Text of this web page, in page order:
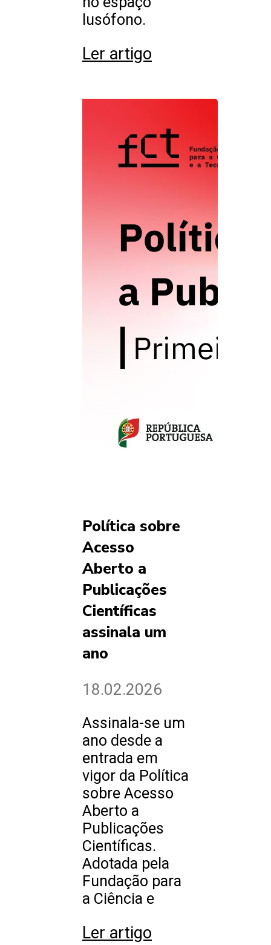
lusófono.
Ler artigo
Política sobre
Acesso
Aberto a
Publicações
Científicas
assinala um
ano
18.02.2026
Assinala-se um
ano desde a
entrada em
vigor da Política
sobre Acesso
Aberto a
Publicações
Científicas.
Adotada pela
Fundação para
a Ciência e
Ler artigo